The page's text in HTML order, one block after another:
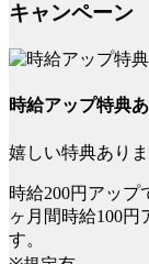
キャンペーン
時給アップ特典あ
嬉しい特典ありま
時給200円アップ
ヶ月間時給100円
す。